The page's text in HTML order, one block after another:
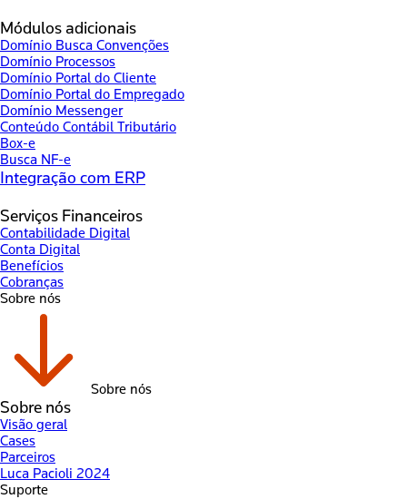
Módulos adicionais
Domínio Busca Convenções
Domínio Processos
Domínio Portal do Cliente
Domínio Portal do Empregado
Domínio Messenger
Conteúdo Contábil Tributário
Box-e
Busca NF-e
Integração com ERP
Serviços Financeiros
Contabilidade Digital
Conta Digital
Benefícios
Cobranças
Sobre nós
Sobre nós
Sobre nós
Visão geral
Cases
Parceiros
Luca Pacioli 2024
Suporte